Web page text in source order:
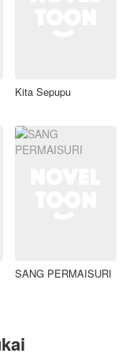
Kita Sepupu
SANG PERMAISURI